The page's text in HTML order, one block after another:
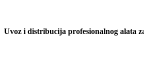
Uvoz i distribucija profesionalnog alata